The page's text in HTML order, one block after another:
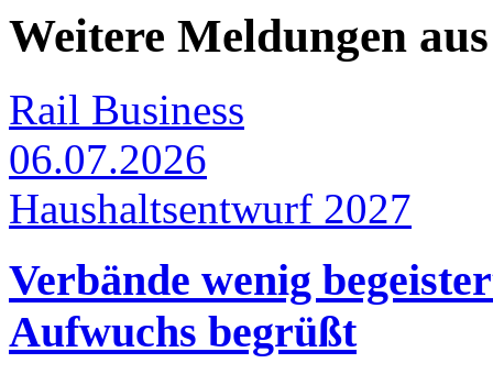
Weitere Meldungen
Rail Business
06.07.2026
Haushaltsentwurf 2027
Verbände wenig
Aufwuchs begrüßt